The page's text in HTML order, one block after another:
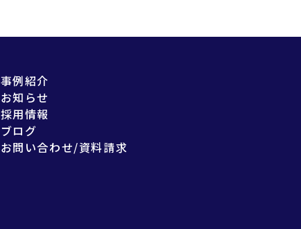
事例紹介
お知らせ
採用情報
ブログ
お問い合わせ/資料請求